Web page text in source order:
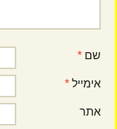
שם *
אימייל *
אתר